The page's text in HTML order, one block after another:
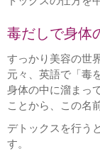
毒だしで身体
すっかり美容の世
元々、英語で「毒
身体の中に溜まっ
ことから、この名
デトックスを行う
す。